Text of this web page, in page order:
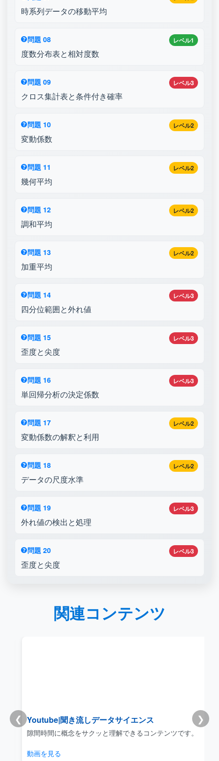
時系列データの移動平均
レベル1
問題 08
度数分布表と相対度数
レベル3
問題 09
クロス集計表と条件付き確率
レベル2
問題 10
変動係数
レベル2
問題 11
幾何平均
レベル2
問題 12
調和平均
レベル2
問題 13
加重平均
レベル3
問題 14
四分位範囲と外れ値
レベル3
問題 15
歪度と尖度
レベル3
問題 16
単回帰分析の決定係数
レベル2
問題 17
変動係数の解釈と利用
レベル2
問題 18
データの尺度水準
レベル3
問題 19
外れ値の検出と処理
レベル3
問題 20
歪度と尖度
関連コンテンツ
❮ ❯
Youtube|聞き流しデータサイエンス
隙間時間に概念をサクッと理解できるコンテンツです。
動画を見る